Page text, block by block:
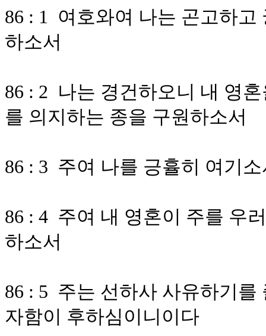
86 : 1 여호와여 나는 곤고하
하소서
86 : 2 나는 경건하오니 내 영
를 의지하는 종을 구원하소서
86 : 3 주여 나를 긍휼히 여기
86 : 4 주여 내 영혼이 주를 우
하소서
86 : 5 주는 선하사 사유하기
자함이 후하심이니이다